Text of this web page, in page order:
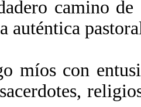
camino
auténtica
míos con